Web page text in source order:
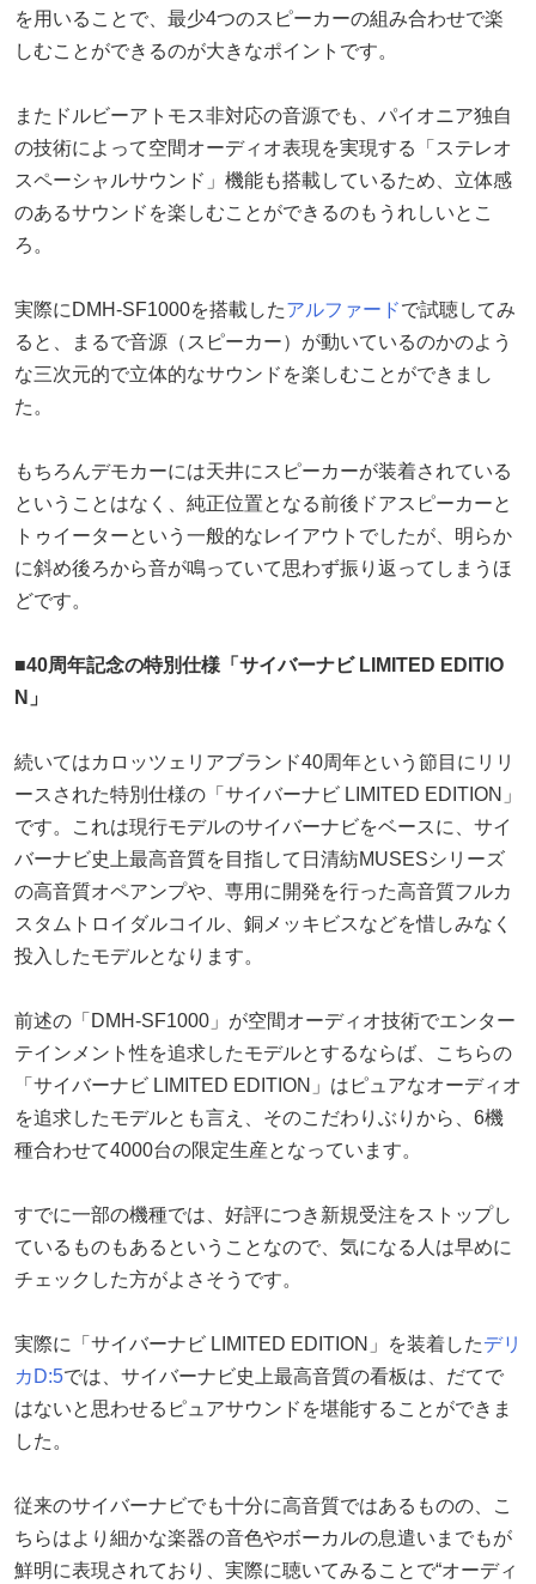
を用いることで、最少4つのスピーカーの組み合わせで楽
しむことができるのが大きなポイントです。
またドルビーアトモス非対応の音源でも、パイオニア独自
の技術によって空間オーディオ表現を実現する「ステレオ
スペーシャルサウンド」機能も搭載しているため、立体感
のあるサウンドを楽しむことができるのもうれしいとこ
ろ。
実際にDMH-SF1000を搭載したアルファードで試聴してみ
ると、まるで音源（スピーカー）が動いているのかのよう
な三次元的で立体的なサウンドを楽しむことができまし
た。
もちろんデモカーには天井にスピーカーが装着されている
ということはなく、純正位置となる前後ドアスピーカーと
トゥイーターという一般的なレイアウトでしたが、明らか
に斜め後ろから音が鳴っていて思わず振り返ってしまうほ
どです。
■40周年記念の特別仕様「サイバーナビ LIMITED EDITIO
N」
続いてはカロッツェリアブランド40周年という節目にリリ
ースされた特別仕様の「サイバーナビ LIMITED EDITION」
です。これは現行モデルのサイバーナビをベースに、サイ
バーナビ史上最高音質を目指して日清紡MUSESシリーズ
の高音質オペアンプや、専用に開発を行った高音質フルカ
スタムトロイダルコイル、銅メッキビスなどを惜しみなく
投入したモデルとなります。
前述の「DMH-SF1000」が空間オーディオ技術でエンター
テインメント性を追求したモデルとするならば、こちらの
「サイバーナビ LIMITED EDITION」はピュアなオーディオ
を追求したモデルとも言え、そのこだわりぶりから、6機
種合わせて4000台の限定生産となっています。
すでに一部の機種では、好評につき新規受注をストップし
ているものもあるということなので、気になる人は早めに
チェックした方がよさそうです。
実際に「サイバーナビ LIMITED EDITION」を装着したデリ
カD:5では、サイバーナビ史上最高音質の看板は、だてで
はないと思わせるピュアサウンドを堪能することができま
した。
従来のサイバーナビでも十分に高音質ではあるものの、こ
ちらはより細かな楽器の音色やボーカルの息遣いまでもが
鮮明に表現されており、実際に聴いてみることで“オーディ